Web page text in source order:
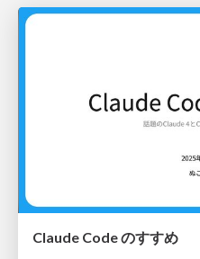
Claude Code のすすめ